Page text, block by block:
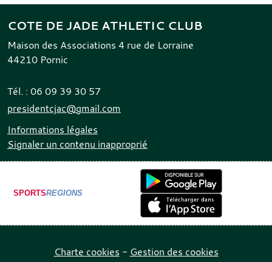
COTE DE JADE ATHLETIC CLUB
Maison des Associations 4 rue de Lorraine
44210 Pornic
Tél. : 06 09 39 30 57
presidentcjac@gmail.com
Informations légales
Signaler un contenu inapproprié
SPORTSREGIONS
Charte cookies Gestion des cookies